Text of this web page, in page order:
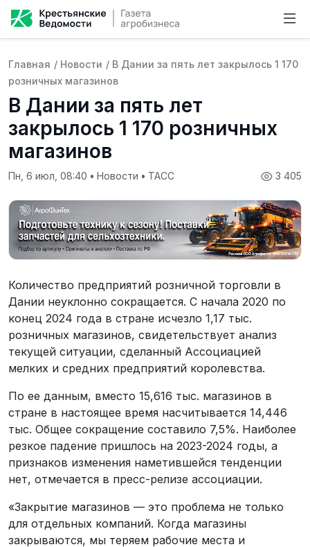
Главная / Новости / В Дании за пять лет закрылось 1 170
розничных магазинов
В Дании за пять лет
закрылось 1 170 розничных
магазинов
3 405
Пн, 6 июл, 08:40 • Новости • ТАСС
Количество предприятий розничной торговли в
Дании неуклонно сокращается. С начала 2020 по
конец 2024 года в стране исчезло 1,17 тыс.
розничных магазинов, свидетельствует анализ
текущей ситуации, сделанный Ассоциацией
мелких и средних предприятий королевства.
По ее данным, вместо 15,616 тыс. магазинов в
стране в настоящее время насчитывается 14,446
тыс. Общее сокращение составило 7,5%. Наиболее
резкое падение пришлось на 2023-2024 годы, а
признаков изменения наметившейся тенденции
нет, отмечается в пресс-релизе ассоциации.
«Закрытие магазинов — это проблема не только
для отдельных компаний. Когда магазины
закрываются, мы теряем рабочие места и